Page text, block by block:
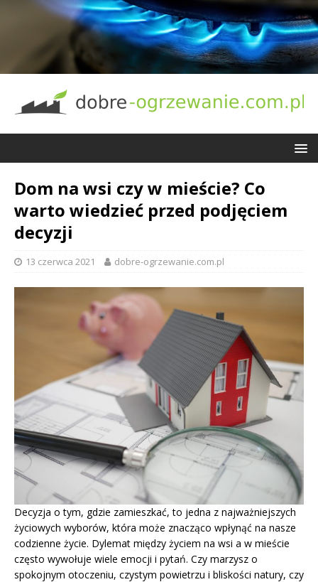
Dom na wsi czy w mieście? Co
warto wiedzieć przed podjęciem
decyzji
13 czerwca 2021 dobre-ogrzewanie.com.pl
Decyzja o tym, gdzie zamieszkać, to jedna z najważniejszych
życiowych wyborów, która może znacząco wpłynąć na nasze
codzienne życie. Dylemat między życiem na wsi a w mieście
często wywołuje wiele emocji i pytań. Czy marzysz o
spokojnym otoczeniu, czystym powietrzu i bliskości natury, czy